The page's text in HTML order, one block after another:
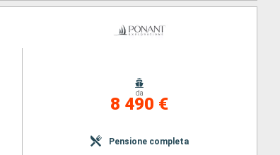
da
8 490 €
Pensione completa